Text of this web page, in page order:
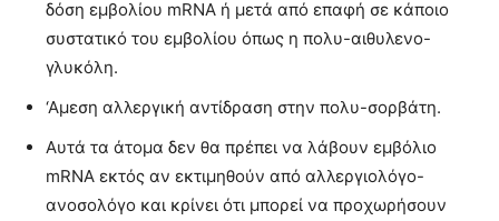
δόση εμβολίου mRNA ή μετά από επαφή σε κάποιο
συστατικό του εμβολίου όπως η πολυ-αιθυλενο-
γλυκόλη.
‘Αμεση αλλεργική αντίδραση στην πολυ-σορβάτη.
Αυτά τα άτομα δεν θα πρέπει να λάβουν εμβόλιο
mRNA εκτός αν εκτιμηθούν από αλλεργιολόγο-
ανοσολόγο και κρίνει ότι μπορεί να προχωρήσουν